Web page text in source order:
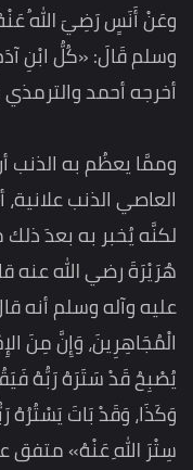
وعَنْ أَنَسٍ رَضِيَ اللهُ
وسلم قَالَ: «كُلُّ ابْنِ
أخرجه أحمد
وممَّا يعظُم به الذنب
العاصي الذنب
لكنَّه يُخبر به بعدَ
هُرَيْرَةَ رضي الله عنه
عليه وآله وسلم أنه
الْمُجَاهِرِينَ، وَإِنَّ مِنَ
يُصْبِحُ قَدْ سَتَرَهُ رَبُّهُ
وَكَذَا، وَقَدْ بَاتَ
سِتْرَ اللهِ عَنْهُ» متفق